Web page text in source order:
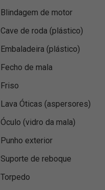
Blindagem de motor
Cave de roda (plástico)
Embaladeira (plástico)
Fecho de mala
Friso
Lava Óticas (aspersores)
Óculo (vidro da mala)
Punho exterior
Suporte de reboque
Torpedo